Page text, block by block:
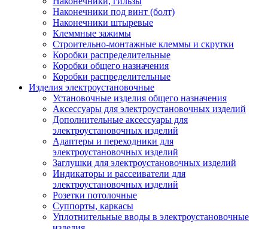
Наконечники под винт (болт)
Наконечники штыревые
Клеммные зажимы
Строительно-монтажные клеммы и скрутки
Коробки распределительные
Коробки общего назначения
Коробки распределительные
Изделия электроустановочные
Установочные изделия общего назначения
Аксессуары для электроустановочных изделий
Дополнительные аксессуары для
электроустановочных изделий
Адаптеры и переходники для
электроустановочных изделий
Заглушки для электроустановочных изделий
Индикаторы и рассеиватели для
электроустановочных изделий
Розетки потолочные
Суппорты, каркасы
Уплотнительные вводы в электроустановочные